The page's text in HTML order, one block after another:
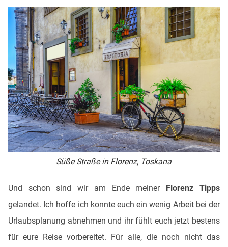
Süße Straße in Florenz, Toskana
Und schon sind wir am Ende meiner Florenz Tipps
gelandet. Ich hoffe ich konnte euch ein wenig Arbeit bei der
Urlaubsplanung abnehmen und ihr fühlt euch jetzt bestens
für eure Reise vorbereitet. Für alle, die noch nicht das